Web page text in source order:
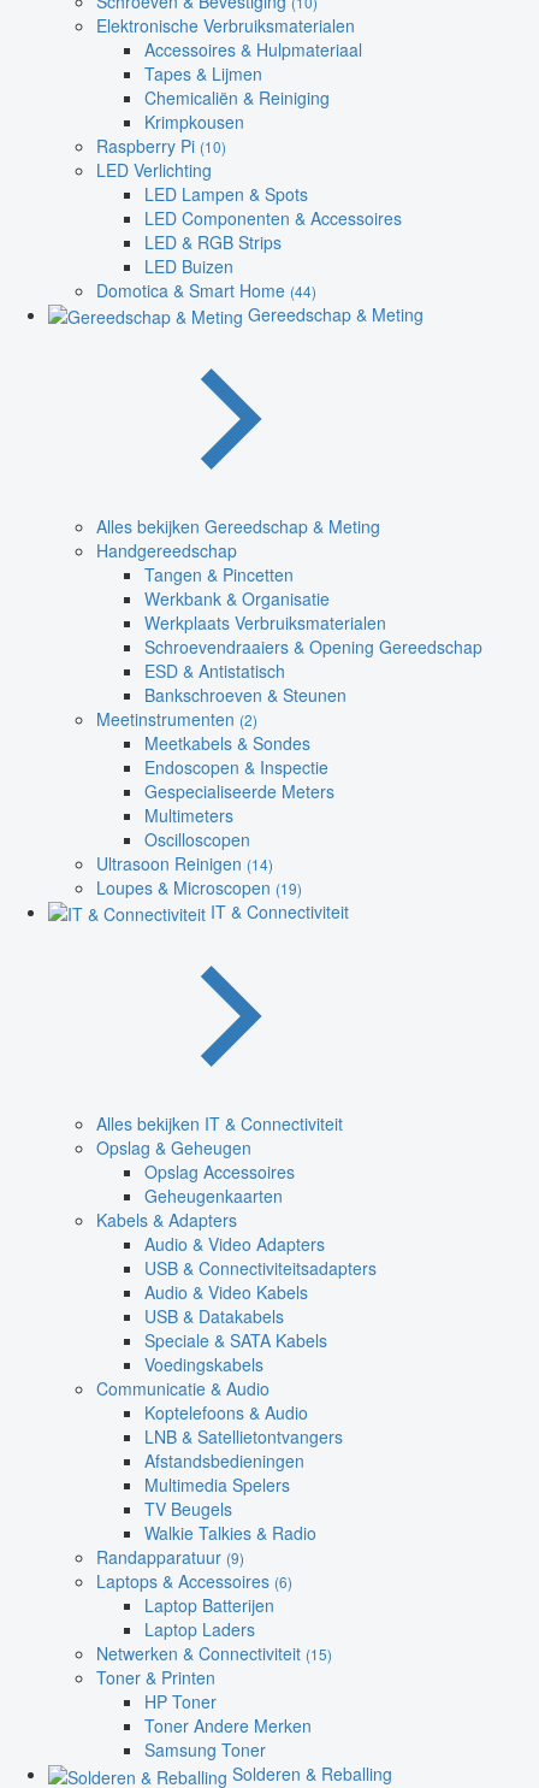
Elektronische Verbruiksmaterialen
Accessoires & Hulpmateriaal
Tapes & Lijmen
Chemicaliën & Reiniging
Krimpkousen
Raspberry Pi (10)
LED Verlichting
LED Lampen & Spots
LED Componenten & Accessoires
LED & RGB Strips
LED Buizen
Domotica & Smart Home (44)
Gereedschap & Meting
Alles bekijken Gereedschap & Meting
Handgereedschap
Tangen & Pincetten
Werkbank & Organisatie
Werkplaats Verbruiksmaterialen
Schroevendraaiers & Opening Gereedschap
ESD & Antistatisch
Bankschroeven & Steunen
Meetinstrumenten (2)
Meetkabels & Sondes
Endoscopen & Inspectie
Gespecialiseerde Meters
Multimeters
Oscilloscopen
Ultrasoon Reinigen (14)
Loupes & Microscopen (19)
IT & Connectiviteit
Alles bekijken IT & Connectiviteit
Opslag & Geheugen
Opslag Accessoires
Geheugenkaarten
Kabels & Adapters
Audio & Video Adapters
USB & Connectiviteitsadapters
Audio & Video Kabels
USB & Datakabels
Speciale & SATA Kabels
Voedingskabels
Communicatie & Audio
Koptelefoons & Audio
LNB & Satellietontvangers
Afstandsbedieningen
Multimedia Spelers
TV Beugels
Walkie Talkies & Radio
Randapparatuur (9)
Laptops & Accessoires (6)
Laptop Batterijen
Laptop Laders
Netwerken & Connectiviteit (15)
Toner & Printen
HP Toner
Toner Andere Merken
Samsung Toner
Solderen & Reballing